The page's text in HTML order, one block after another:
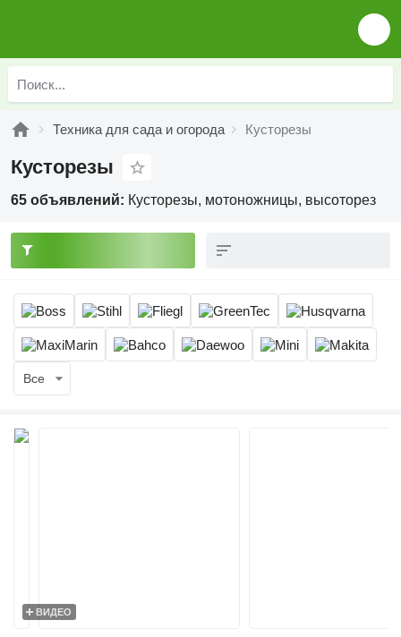
Техника для сада и огорода Кусторезы
Кусторезы
65 объявлений: Кусторезы, мотоножницы, высоторез
Все
ВИДЕО